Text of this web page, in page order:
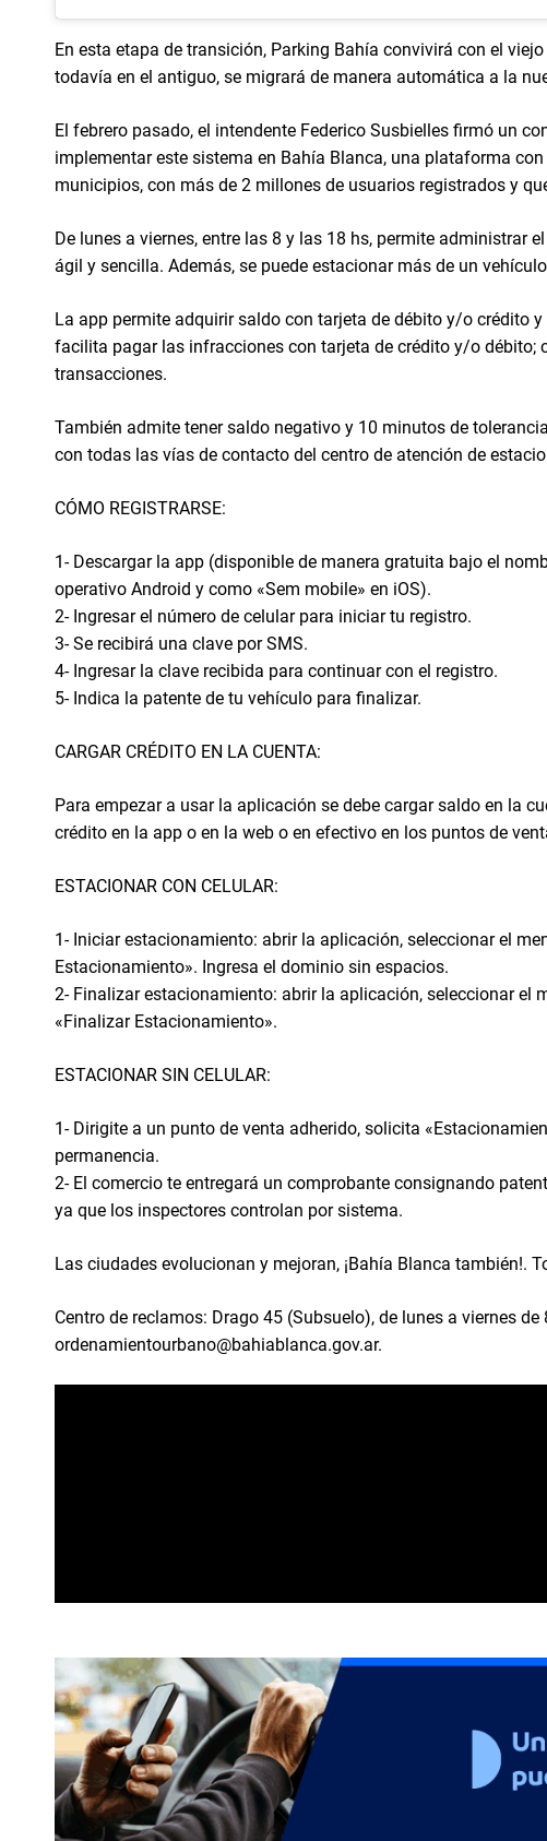
En esta etapa de transición, Parking Bahía convivirá con el
todavía en el antiguo, se migrará de manera automática a la
El febrero pasado, el intendente Federico Susbielles firmó un
implementar este sistema en Bahía Blanca, una plataforma
municipios, con más de 2 millones de usuarios registrados y
De lunes a viernes, entre las 8 y las 18 hs, permite administrar
ágil y sencilla. Además, se puede estacionar más de un
La app permite adquirir saldo con tarjeta de débito y/o crédito
facilita pagar las infracciones con tarjeta de crédito y/o débito;
transacciones.
También admite tener saldo negativo y 10 minutos de
con todas las vías de contacto del centro de atención de
CÓMO REGISTRARSE:
1- Descargar la app (disponible de manera gratuita bajo el
operativo Android y como «Sem mobile» en iOS).
2- Ingresar el número de celular para iniciar tu registro.
3- Se recibirá una clave por SMS.
4- Ingresar la clave recibida para continuar con el registro.
5- Indica la patente de tu vehículo para finalizar.
CARGAR CRÉDITO EN LA CUENTA:
Para empezar a usar la aplicación se debe cargar saldo en la
crédito en la app o en la web o en efectivo en los puntos de
ESTACIONAR CON CELULAR:
1- Iniciar estacionamiento: abrir la aplicación, seleccionar el
Estacionamiento». Ingresa el dominio sin espacios.
2- Finalizar estacionamiento: abrir la aplicación, seleccionar el
«Finalizar Estacionamiento».
ESTACIONAR SIN CELULAR:
1- Dirigite a un punto de venta adherido, solicita
permanencia.
2- El comercio te entregará un comprobante consignando
ya que los inspectores controlan por sistema.
Las ciudades evolucionan y mejoran, ¡Bahía Blanca
Centro de reclamos: Drago 45 (Subsuelo), de lunes a viernes
ordenamientourbano@bahiablanca.gov.ar.